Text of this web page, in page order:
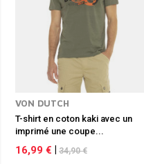
VON DUTCH
T-shirt en coton kaki avec un
imprimé une coupe...
16,99 € 34,90 €